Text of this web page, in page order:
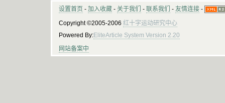
设置首页 - 加入收藏 - 关于我们 - 联系我们 - 友情连接 -
Copyright ©2005-2006 红十字运动研究中心
Powered By:EliteArticle System Version 2.20
网站备案中